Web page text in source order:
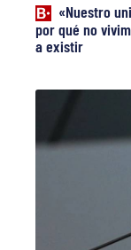
«Nuestro
por qué no
a existir